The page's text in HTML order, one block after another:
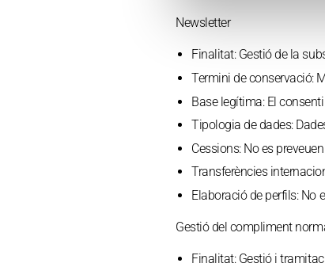
Newsletter
Finalitat:Gestió de la
Termini de conservació:
Base legítima:El
Tipologia de dades:
Cessions:No es preveuen
Transferències
Elaboració de perfils:No
Gestió del compliment
Finalitat:Gestió i